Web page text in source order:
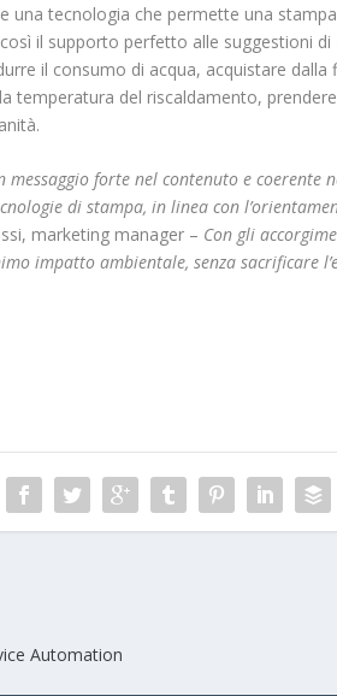
una tecnologia che permette una
il supporto perfetto alle suggestioni
il consumo di acqua, acquistare dalla
temperatura del riscaldamento,
messaggio forte nel contenuto e coerente
di stampa, in linea con
marketing manager – Con gli
impatto ambientale, senza sacrificare
Automation